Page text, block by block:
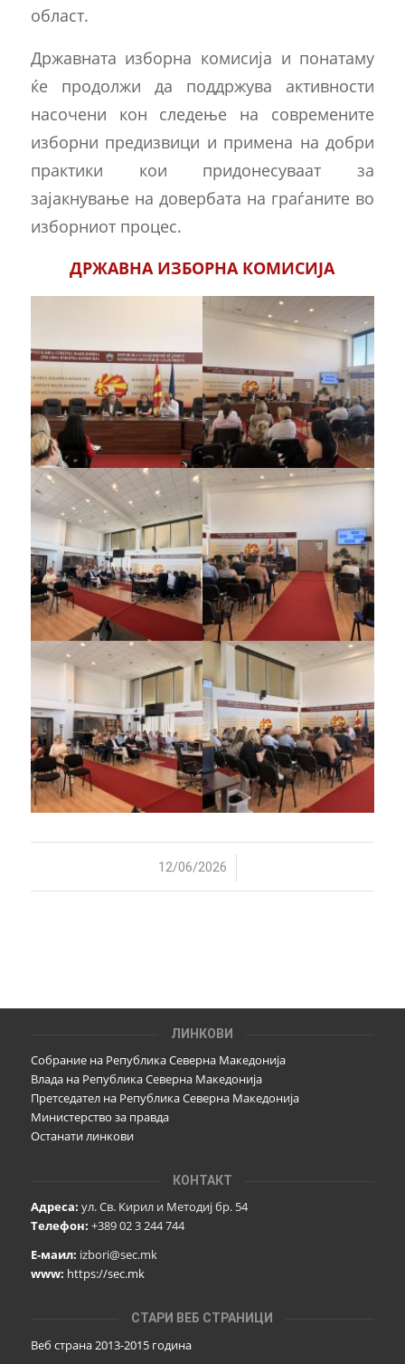
област.
Државната изборна комисија и понатаму
ќе продолжи да поддржува активности
насочени кон следење на современите
изборни предизвици и примена на добри
практики кои придонесуваат за
зајакнување на довербата на граѓаните во
изборниот процес.
ДРЖАВНА ИЗБОРНА КОМИСИЈА
12/06/2026
/
ЛИНКОВИ
Собрание на Република Северна Македонија
Влада на Република Северна Македонија
Претседател на Република Северна Македонија
Министерство за правда
Останати линкови
КОНТАКТ
Адреса: ул. Св. Кирил и Методиј бр. 54
Телефон: +389 02 3 244 744
Е-маил: izbori@sec.mk
www: https://sec.mk
СТАРИ ВЕБ СТРАНИЦИ
Веб страна 2013-2015 година